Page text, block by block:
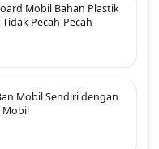
Mobil Bahan Plastik
Pecah-Pecah
Mobil Sendiri dengan
Mobil